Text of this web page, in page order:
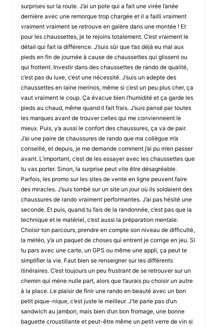
surprises sur la route. J’ai un pote qui a fait une virée l’anée
dernière avec une remorque trop chargée et il a failli vraiment
vraiment vraiment se retrouve en galère dans une montée ! Et
pour les chaussettes, je te rejoins totalement. C’est vraiment le
détail qui fait la différence. J’suis sûr que t’as déjà eu mal aux
pieds en fin de journée à cause de chaussettes qui glissent ou
qui frottent. Investir dans des chaussettes de rando de qualité,
c’est pas du luxe, c’est une nécessité. J’suis un adepte des
chaussettes en laine merinos, même si c’est un peu plus cher, ça
vaut vraiment le coup. Ça évacue bien l’humidité et ça garde les
pieds au chaud, même quand il fait frais. J’suis pansé par toutes
les marques avant de trouver celles qui me convienneent le
mieux. Puis, y’a aussi le confort des chaussures, ça va de pair.
J’ai une paire de chaussures de rando que ma collègue m’a
conseillé, et depuis, je me demande comment j’ai pu m’en passer
avant. L’important, c’est de les essayer avec les chaussettes que
tu vas porter. Sinon, la surprise peut vite être désagréable.
Parfois, les promo sur les sites de vente en ligne peuvent faire
des miracles. J’suis tombé sur un site un jour où ils soldaient des
chaussures de rando vraiment performantes. J’ai pas hésité une
seconde. Et puis, quand tu fais de la randonnée, c’est pas que la
technique et le matériel, c’est aussi la préparation mentale.
Choisir ton parcours, prendre en compte son niveau de difficulté,
la météo, y’a un paquet de choses qui entrent je corrige en jeu. Si
tu pars avec une carte, un GPS ou même une appli, ça peut te
simplifier la vie. Faut bien se renseigner sur les différents
itinéraires. C’est toujours un peu frustrant de se retrouver sur un
chemin qui méne nulle part, alors que t’aurais pu choisir un autre
à la place. Le plaisir de finir une rando en beauté avec un bon
petit pique-nique, c’est juste le meilleur. J’te parle pas d’un
sandwich au jambon, mais bien d’un bon fromage, une bonne
baguette croustillante et peut-être même un petit verre de vin si